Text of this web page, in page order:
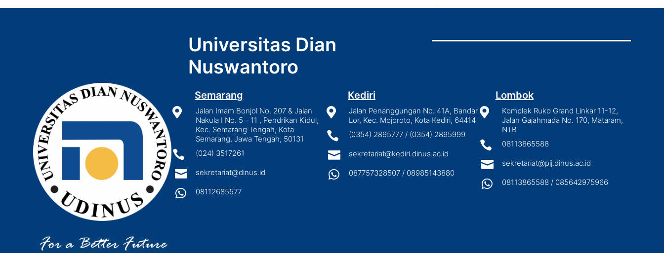
Universitas Dian
Nuswantoro
Semarang

Jalan Imam Bonjol No. 207 & Jalan
Nakula I No. 5 - 11 , Pendrikan Kidul,
Kec. Semarang Tengah, Kota
Semarang, Jawa Tengah, 50131
 (024) 3517261
 sekretariat@dinus.id
 08112685577
Kediri

Jalan Penanggungan No. 41A, Bandar
Lor, Kec. Mojoroto, Kota Kediri, 64414
 (0354) 2895777 / (0354) 2895999
 sekretariat@kediri.dinus.ac.id
 087757328507 / 08985143880
Lombok

Komplek Ruko Grand Linkar 11-12,
Jalan Gajahmada No. 170, Mataram,
NTB
 08113865588
 sekretariat@pjj.dinus.ac.id
 08113865588 / 085642975966